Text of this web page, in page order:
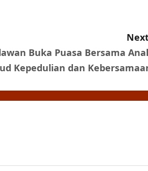
Buka Puasa Bersama
Kepedulian dan